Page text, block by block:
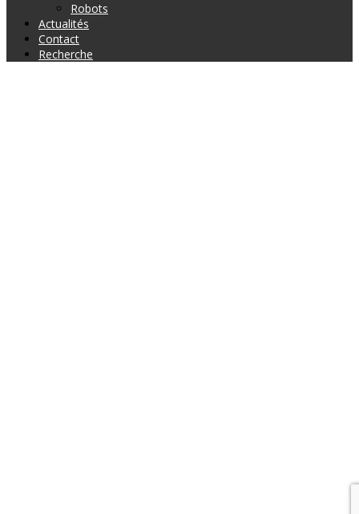
Robots
Actualités
Contact
Recherche